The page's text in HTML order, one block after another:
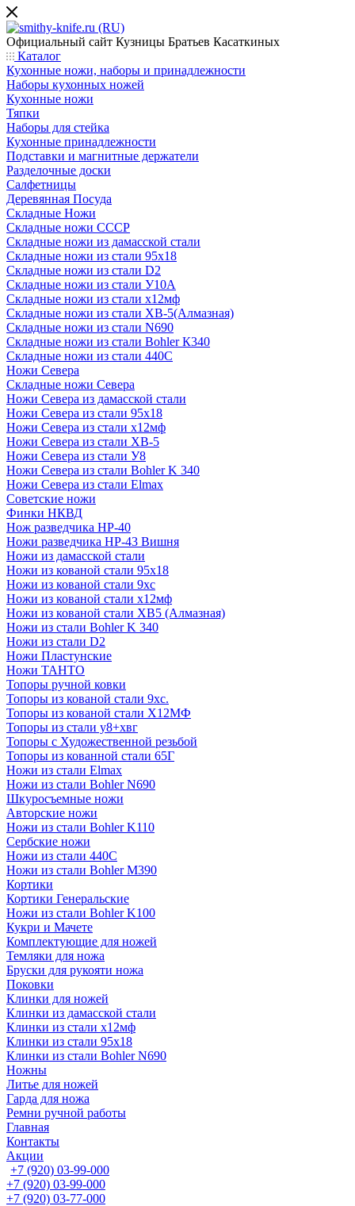
Официальный сайт Кузницы Братьев Касаткиных
Каталог
Кухонные ножи, наборы и принадлежности
Наборы кухонных ножей
Кухонные ножи
Тяпки
Наборы для стейка
Кухонные принадлежности
Подставки и магнитные держатели
Разделочные доски
Салфетницы
Деревянная Посуда
Складные Ножи
Cкладные ножи СССР
Складные ножи из дамасской стали
Складные ножи из стали 95х18
Складные ножи из стали D2
Складные ножи из стали У10А
Складные ножи из стали х12мф
Складные ножи из стали ХВ-5(Алмазная)
Складные ножи из стали N690
Складные ножи из стали Bohler К340
Складные ножи из стали 440С
Ножи Севера
Складные ножи Севера
Ножи Севера из дамасской стали
Ножи Севера из стали 95х18
Ножи Севера из стали х12мф
Ножи Севера из стали ХВ-5
Ножи Севера из стали У8
Ножи Севера из стали Bohler K 340
Ножи Севера из стали Elmax
Советские ножи
Финки НКВД
Нож разведчика НР-40
Ножи разведчика НР-43 Вишня
Ножи из дамасской стали
Ножи из кованой стали 95х18
Ножи из кованой стали 9хс
Ножи из кованой стали х12мф
Ножи из кованой стали ХВ5 (Алмазная)
Ножи из стали Bohler K 340
Ножи из стали D2
Ножи Пластунские
Ножи ТАНТО
Топоры ручной ковки
Топоры из кованой стали 9хс.
Топоры из кованой стали Х12МФ
Топоры из стали у8+хвг
Топоры с Художественной резьбой
Топоры из кованной стали 65Г
Ножи из стали Elmax
Ножи из стали Bohler N690
Шкуросъемные ножи
Авторские ножи
Ножи из стали Bohler K110
Сербские ножи
Ножи из стали 440С
Ножи из стали Bohler M390
Кортики
Кортики Генеральские
Ножи из стали Bohler K100
Кукри и Мачете
Комплектующие для ножей
Темляки для ножа
Бруски для рукояти ножа
Поковки
Клинки для ножей
Клинки из дамасской стали
Клинки из стали х12мф
Клинки из стали 95х18
Клинки из стали Bohler N690
Ножны
Литье для ножей
Гарда для ножа
Ремни ручной работы
Главная
Контакты
Акции
+7 (920) 03-99-000
+7 (920) 03-99-000
+7 (920) 03-77-000